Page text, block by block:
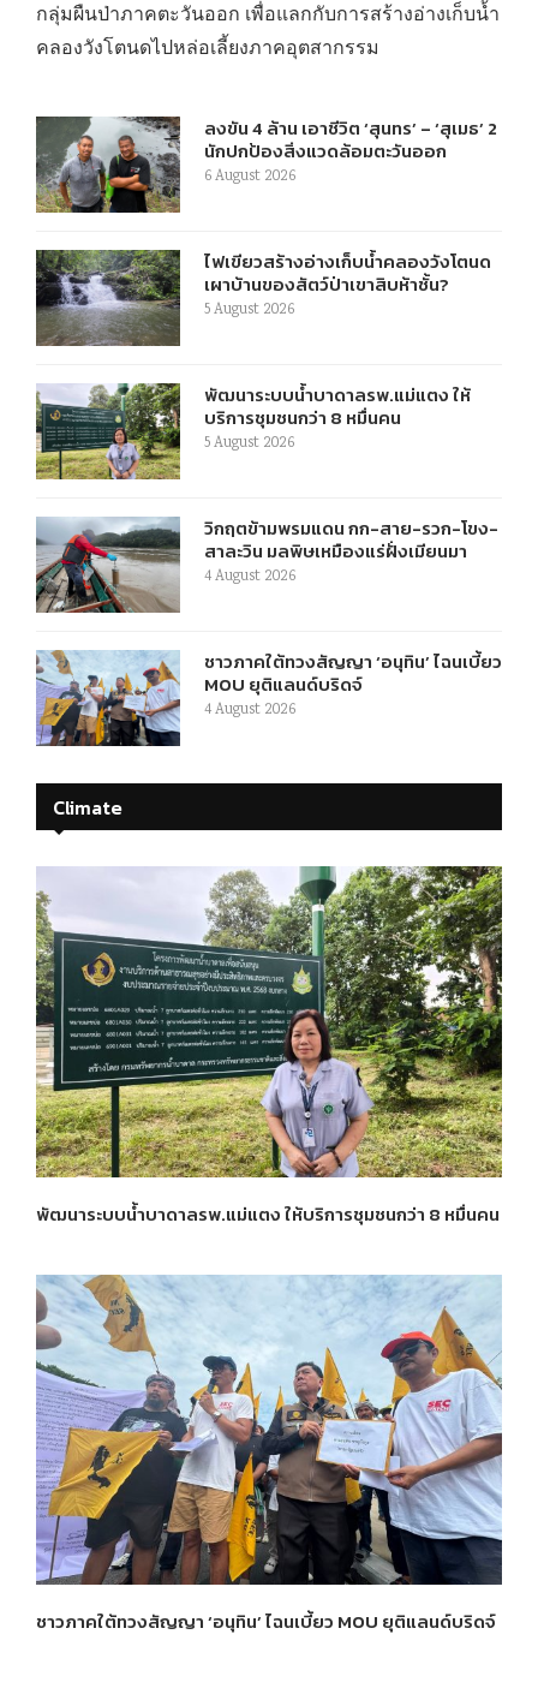
กลุ่มผืนป่าภาคตะวันออก เพื่อแลกกับการสร้างอ่างเก็บน้ำ
คลองวังโตนดไปหล่อเลี้ยงภาคอุตสากรรม
ลงขัน 4 ล้าน เอาชีวิต ‘สุนทร’ – ‘สุเมธ’ 2
นักปกป้องสิ่งแวดล้อมตะวันออก
6 August 2026
ไฟเขียวสร้างอ่างเก็บน้ำคลองวังโตนด
เผาบ้านของสัตว์ป่าเขาสิบห้าชั้น?
5 August 2026
พัฒนาระบบน้ำบาดาลรพ.แม่แตง ให้
บริการชุมชนกว่า 8 หมื่นคน
5 August 2026
วิกฤตข้ามพรมแดน กก-สาย-รวก-โขง-
สาละวิน มลพิษเหมืองแร่ฝั่งเมียนมา
4 August 2026
ชาวภาคใต้ทวงสัญญา ‘อนุทิน’ ไฉนเบี้ยว
MOU ยุติแลนด์บริดจ์
4 August 2026
Climate
พัฒนาระบบน้ำบาดาลรพ.แม่แตง ให้บริการชุมชนกว่า 8 หมื่นคน
ชาวภาคใต้ทวงสัญญา ‘อนุทิน’ ไฉนเบี้ยว MOU ยุติแลนด์บริดจ์